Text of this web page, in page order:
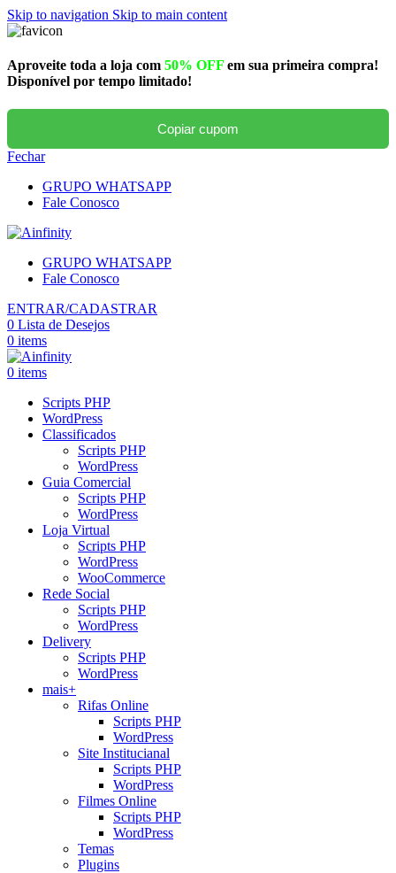
Skip to navigation Skip to main content
Aproveite toda a loja com 50% OFF em sua primeira compra!
Disponível por tempo limitado!
Copiar cupom
Fechar
GRUPO WHATSAPP
Fale Conosco
GRUPO WHATSAPP
Fale Conosco
ENTRAR/CADASTRAR
0 Lista de Desejos
0 items
0 items
Scripts PHP
WordPress
Classificados
Scripts PHP
WordPress
Guia Comercial
Scripts PHP
WordPress
Loja Virtual
Scripts PHP
WordPress
WooCommerce
Rede Social
Scripts PHP
WordPress
Delivery
Scripts PHP
WordPress
mais+
Rifas Online
Scripts PHP
WordPress
Site Institucianal
Scripts PHP
WordPress
Filmes Online
Scripts PHP
WordPress
Temas
Plugins